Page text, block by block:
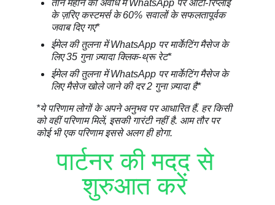
तीन महीने की अवधि में WhatsApp पर ऑटो-रिप्लाई
के ज़रिए कस्टमर्स के 60% सवालों के सफलतापूर्वक
जवाब दिए गए*
ईमेल की तुलना में WhatsApp पर मार्केटिंग मैसेज के
लिए 35 गुना ज़्यादा क्लिक-थ्रू रेट*
ईमेल की तुलना में WhatsApp पर मार्केटिंग मैसेज के
लिए मैसेज खोले जाने की दर 2 गुना ज़्यादा है*
*ये परिणाम लोगों के अपने अनुभव पर आधारित हैं. हर किसी
को वहीं परिणाम मिलें, इसकी गारंटी नहीं है. आम तौर पर
कोई भी एक परिणाम इससे अलग ही होगा.
पार्टनर की मदद से
शुरुआत करें